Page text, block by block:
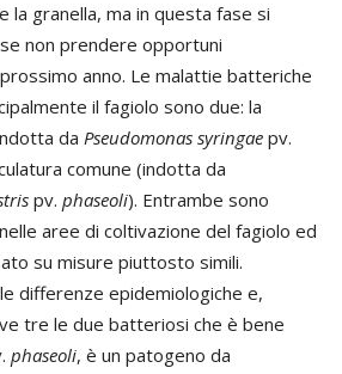
granella, ma in questa fase si
non prendere opportuni
anno. Le malattie batteriche
il fagiolo sono due: la
da Pseudomonas syringae pv.
comune (indotta da
pv. phaseoli). Entrambe sono
aree di coltivazione del fagiolo ed
su misure piuttosto simili.
differenze epidemiologiche e,
tre le due batteriosi che è bene
phaseoli, è un patogeno da